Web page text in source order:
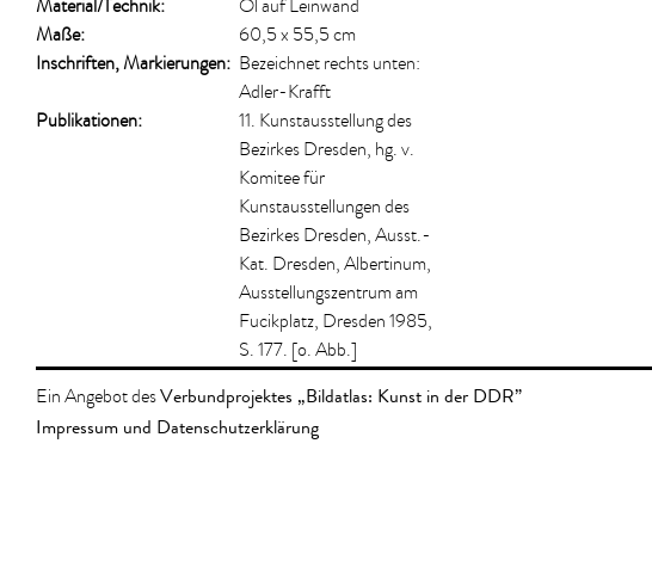
Material/​Technik:
Öl auf Leinwand
Maße:
60,5 x 55,5 cm
Inschriften, Markierungen: Bezeichnet rechts unten:
Adler-Krafft
Publikationen:
11. Kunstausstellung des
Bezirkes Dresden, hg. v.
Komitee für
Kunstausstellungen des
Bezirkes Dresden, Ausst.-
Kat. Dresden, Albertinum,
Ausstellungszentrum am
Fucikplatz, Dresden 1985,
S. 177. [o. Abb.]
Ein Angebot desVerbundprojektes „Bildatlas: Kunst in der DDR”
Impressum und Datenschutzerklärung